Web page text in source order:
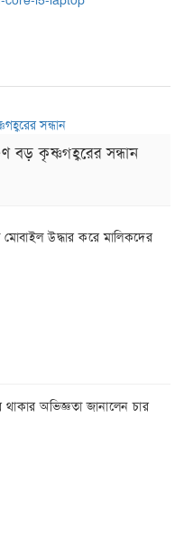
বড় কৃষ্ণগহ্বরের সন্ধান
মোবাইল উদ্ধার করে মালিকদের
অভিজ্ঞতা জানালেন চার